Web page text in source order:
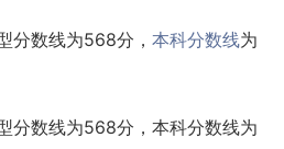
分数线为568分， 本科分数线为
分数线为568分，本科分数线为